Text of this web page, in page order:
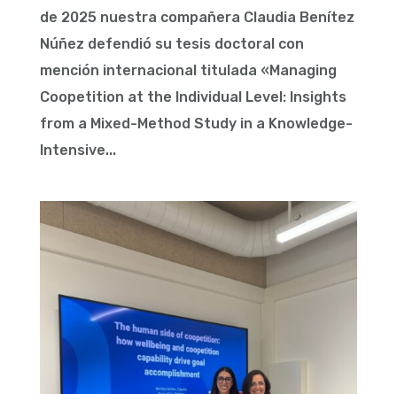
de 2025 nuestra compañera Claudia Benítez
Núñez defendió su tesis doctoral con
mención internacional titulada «Managing
Coopetition at the Individual Level: Insights
from a Mixed-Method Study in a Knowledge-
Intensive...